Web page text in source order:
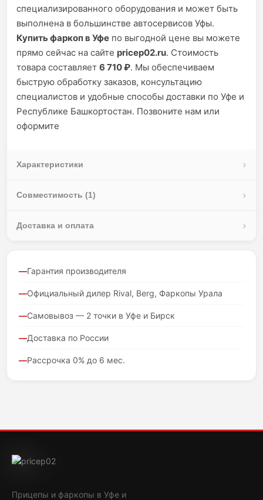
специализированного оборудования и может быть
выполнена в большинстве автосервисов Уфы.
Купить фаркоп в Уфе по выгодной цене вы можете
прямо сейчас на сайте pricep02.ru. Стоимость
товара составляет 6 710 ₽. Мы обеспечиваем
быструю обработку заказов, консультацию
специалистов и удобные способы доставки по Уфе и
Республике Башкортостан. Позвоните нам или
оформите
Характеристики
Совместимость (1)
Доставка и оплата
Гарантия производителя
Официальный дилер Rival, Berg, Фаркопы Урала
Самовывоз — 2 точки в Уфе и Бирск
Доставка по России
Рассрочка 0% до 6 мес.
Прицепы и фаркопы в Уфе и